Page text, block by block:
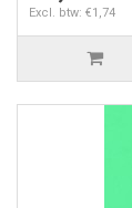
Excl. btw: €1,74